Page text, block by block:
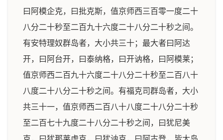
曰阿模企克，曰批克斯，值京师西三百零一度二十
八分二十秒至二百九十六度二十八分二十秒之间。
有安特理奴群岛者，大小共三十；最大者曰阿达
开，曰阿台开，曰泰纳格，曰开讷格，曰阿模莱；
值京师西二百九十六度二十八分二十秒至二百八十
八度二十八分二十秒之间。有福克司群岛者，大小
共三十一，值京师西二百八十八度二十八分二十秒
至二百七十九度二十八分二十秒之间，曰犹尼美